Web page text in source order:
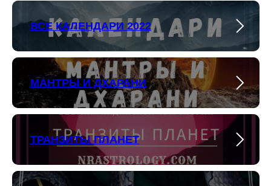
ВСЕ КАЛЕНДАРИ 2022
МАНТРЫ И ДХАРАНИ
ТРАНЗИТЫ ПЛАНЕТ